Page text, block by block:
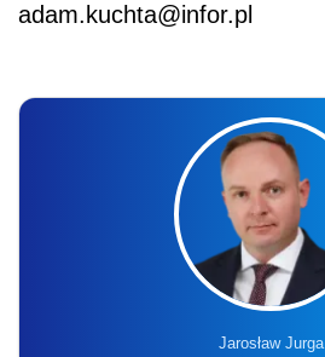
adam.kuchta@infor.pl
Jarosław Jurga